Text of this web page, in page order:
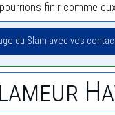
finir comme
du Slam avec vos